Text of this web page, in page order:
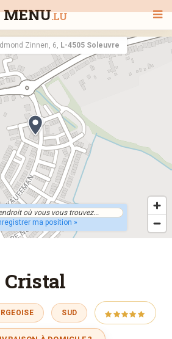
MENU.LU
BIENVENUE
LES RESTAURANTS
UN RESTAURANT
Zinnen, 6, L-4505 Soleuvre
ma position »
Cristal
SUD